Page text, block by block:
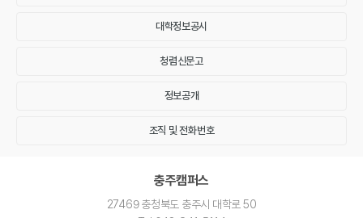
대학정보공시
청렴신문고
정보공개
조직 및 전화번호
충주캠퍼스
27469 충청북도 충주시 대학로 50